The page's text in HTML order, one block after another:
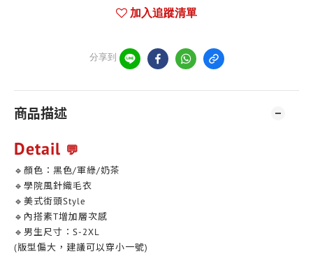
加入追蹤清單
分享到
商品描述
Detail 💬
🔹顏色：黑色/軍綠/奶茶
🔹學院風針織毛衣
🔹美式街頭Style
🔹內搭素T增加層次感
🔹男生尺寸：S-2XL
(版型偏大，建議可以穿小一號)